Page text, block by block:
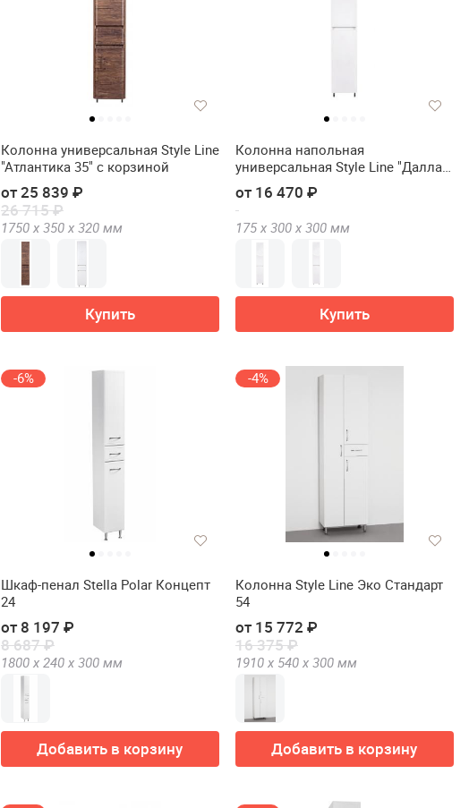
Колонна универсальная Style Line
"Атлантика 35" с корзиной
от 25 839 ₽
26 715 ₽
1750 х 350 х 320 мм
Купить
Колонна напольная
универсальная Style Line "Даллас"
б/корзины
от 16 470 ₽
175 х 300 х 300 мм
Купить
-6%
Шкаф-пенал Stella Polar Концепт
24
от 8 197 ₽
8 687 ₽
1800 х 240 х 300 мм
Добавить в корзину
-4%
Колонна Style Line Эко Стандарт
54
от 15 772 ₽
16 375 ₽
1910 х 540 х 300 мм
Добавить в корзину